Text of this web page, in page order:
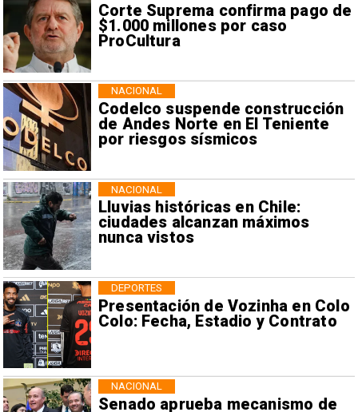
Corte Suprema confirma pago de
$1.000 millones por caso
ProCultura
Codelco suspende construcción
de Andes Norte en El Teniente
por riesgos sísmicos
NACIONAL
Lluvias históricas en Chile:
ciudades alcanzan máximos
nunca vistos
NACIONAL
Presentación de Vozinha en Colo
Colo: Fecha, Estadio y Contrato
DEPORTES
Senado aprueba mecanismo de
NACIONAL